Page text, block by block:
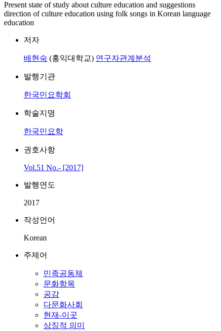
Present state of study about culture education and suggestions
direction of culture education using folk songs in Korean language
education
저자
배현숙 (홍익대학교) 연구자관계분석
발행기관
한국민요학회
학술지명
한국민요학
권호사항
Vol.51 No.- [2017]
발행연도
2017
작성언어
Korean
주제어
민족공동체
문화항목
공감
다문화사회
현재-이곳
상징적 의미